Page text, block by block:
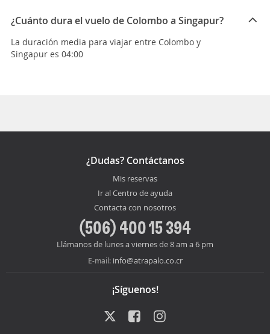
¿Cuánto dura el vuelo de Colombo a Singapur?
La duración media para viajar entre Colombo y
Singapur es 04:00
¿Dudas? Contáctanos
Mis reservas
Ir al Centro de ayuda
Contacta con nosotros
(506) 400 15 394
Llámanos de lunes a viernes de 8 am a 6 pm
E-mail: info@atrapalo.co.cr
¡Síguenos!